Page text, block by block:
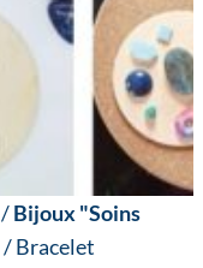
/Bijoux "Soins
/ Bracelet